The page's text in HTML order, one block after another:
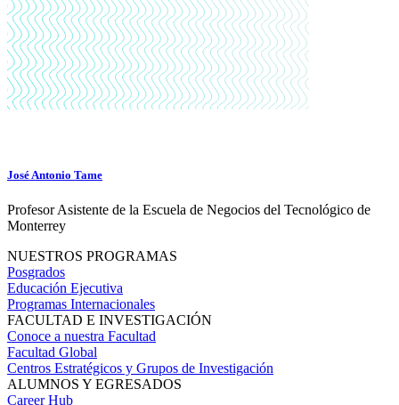
José Antonio Tame
Profesor Asistente de la Escuela de Negocios del Tecnológico de
Monterrey
NUESTROS PROGRAMAS
Posgrados
Educación Ejecutiva
Programas Internacionales
FACULTAD E INVESTIGACIÓN
Conoce a nuestra Facultad
Facultad Global
Centros Estratégicos y Grupos de Investigación
ALUMNOS Y EGRESADOS
Career Hub